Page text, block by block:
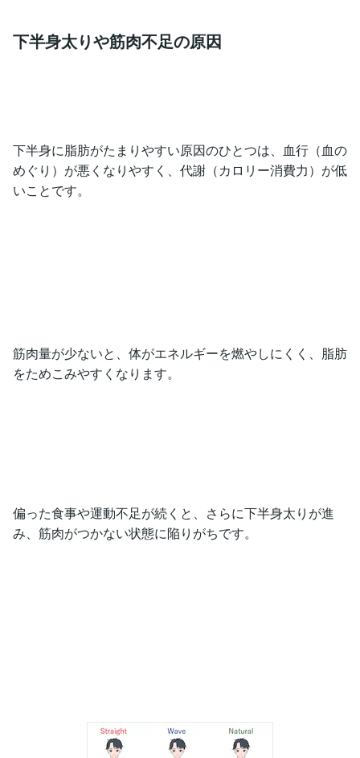
下半身太りや筋肉不足の原因
下半身に脂肪がたまりやすい原因のひとつは、血行（血の
めぐり）が悪くなりやすく、代謝（カロリー消費力）が低
いことです。
筋肉量が少ないと、体がエネルギーを燃やしにくく、脂肪
をためこみやすくなります。
偏った食事や運動不足が続くと、さらに下半身太りが進
み、筋肉がつかない状態に陥りがちです。